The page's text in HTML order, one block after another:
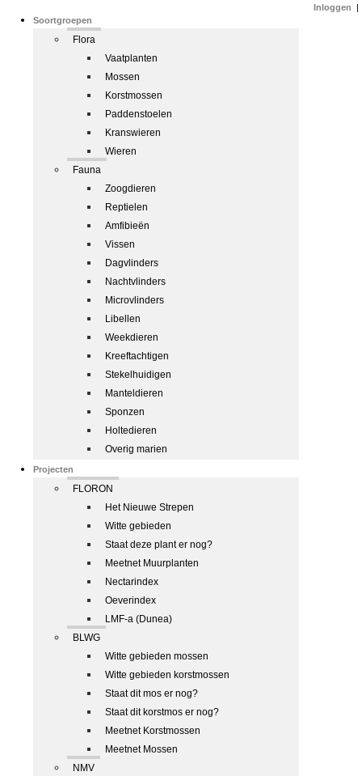
Soortgroepen
Flora
Vaatplanten
Mossen
Korstmossen
Paddenstoelen
Kranswieren
Wieren
Fauna
Zoogdieren
Reptielen
Amfibieën
Vissen
Dagvlinders
Nachtvlinders
Microvlinders
Libellen
Weekdieren
Kreeftachtigen
Stekelhuidigen
Manteldieren
Sponzen
Holtedieren
Overig marien
Projecten
FLORON
Het Nieuwe Strepen
Witte gebieden
Staat deze plant er nog?
Meetnet Muurplanten
Nectarindex
Oeverindex
LMF-a (Dunea)
BLWG
Witte gebieden mossen
Witte gebieden korstmossen
Staat dit mos er nog?
Staat dit korstmos er nog?
Meetnet Korstmossen
Meetnet Mossen
NMV
Inloggen |